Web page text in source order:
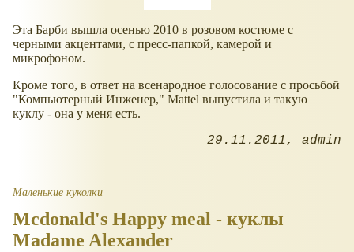
Эта Барби вышла осенью 2010 в розовом костюме с
черными акцентами, с пресс-папкой, камерой и
микрофоном.
Кроме того, в ответ на всенародное голосование с просьбой
"Компьютерный Инженер," Mattel выпустила и такую
куклу - она у меня есть.
29.11.2011 admin
Маленькие куколки
Mcdonald's Happy meal - куклы
Madame Alexander